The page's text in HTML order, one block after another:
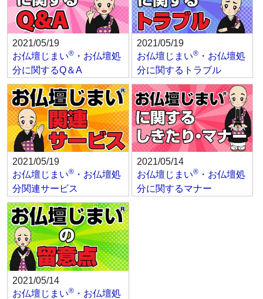
2021/05/19
お仏壇じまい® ・お仏壇処
分に関するQ＆A
2021/05/19
お仏壇じまい®・お仏壇処
分に関するトラブル
2021/05/19
お仏壇じまい® ・お仏壇処
分関連サービス
2021/05/14
お仏壇じまい®・お仏壇処
分に関するマナー
2021/05/14
お仏壇じまい® ・お仏壇処